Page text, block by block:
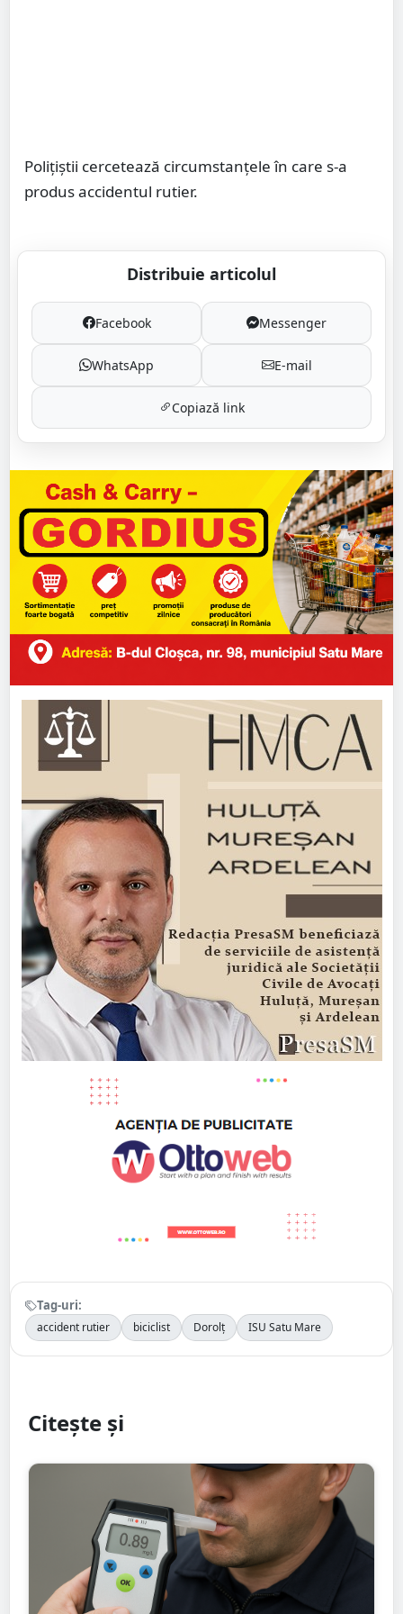
Polițiștii cercetează circumstanțele în care s-a
produs accidentul rutier.
Distribuie articolul
Facebook Messenger
WhatsApp E-mail
Copiază link
Tag-uri:
accident rutier biciclist Dorolț ISU Satu Mare
Citește și